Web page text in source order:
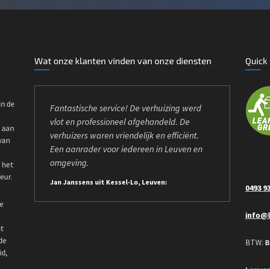
de
het
Wat onze klanten vinden van onze diensten
Fantastische service! De verhuizing werd
vlot en professioneel afgehandeld. De
verhuizers waren vriendelijk en efficiënt.
Een aanrader voor iedereen in Leuven en
omgeving.
Jan Janssens uit Kessel-Lo, Leuven:
Quick
0493
BTW: